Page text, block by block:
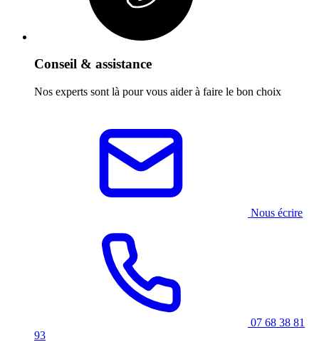
Conseil & assistance
Nos experts sont là pour vous aider à faire le bon choix
Nous écrire
07 68 38 81
93